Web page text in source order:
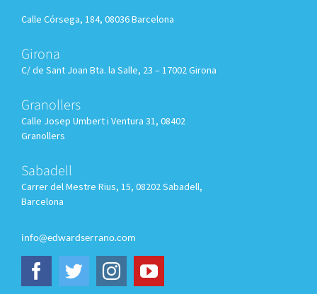
Calle Córsega, 184, 08036 Barcelona
Girona
C/ de Sant Joan Bta. la Salle, 23 – 17002 Girona
Granollers
Calle Josep Umbert i Ventura 31, 08402
Granollers
Sabadell
Carrer del Mestre Rius, 15, 08202 Sabadell,
Barcelona
info@edwardserrano.com